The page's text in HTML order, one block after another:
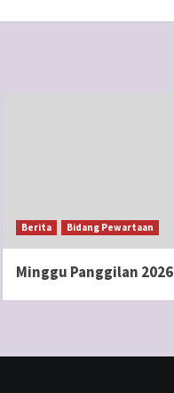
Berita Bidang Pewartaan
Minggu Panggilan 2026